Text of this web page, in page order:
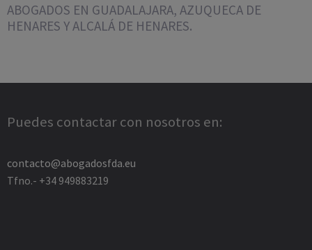
ABOGADOS EN GUADALAJARA, AZUQUECA DE
HENARES Y ALCALÁ DE HENARES.
Puedes contactar con nosotros en:
contacto@abogadosfda.eu
Tfno.- +34 949883219